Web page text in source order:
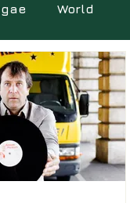
World
Science Autres